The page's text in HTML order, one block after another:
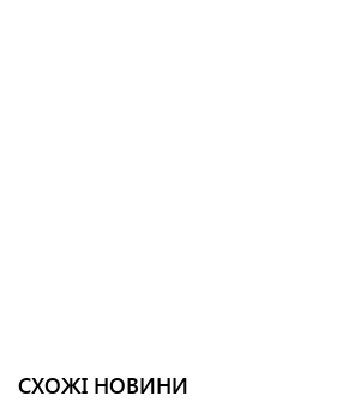
СХОЖІ НОВИНИ